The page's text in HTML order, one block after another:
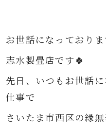
お世話になっておりま
志水製畳店です🍀
先日、いつもお世話
仕事で
さいたま市西区の縁